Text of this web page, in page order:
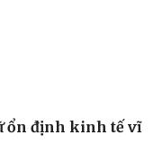
ổn định kinh tế vĩ